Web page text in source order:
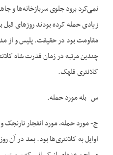
نمی‌کرد برود جلوی سربازخانه‌ها و
زیادی حمله کرده بودند روزهای قبل
مقاومت بود در حقیقت. پلیس و از
چندین مرتبه در زمان قدرت شاه
کلانتری قلهک.
س- بله مورد حمله.
ج- مورد حمله، مورد انفجار نارنجک
اوایل به کلانتری‌ها بود. بعد در